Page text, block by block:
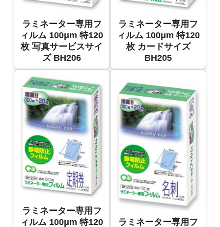
ラミネーター専用フ
ィルム 100μm 特120
枚 写真サービスサイ
ズ BH206
ラミネーター専用フ
ィルム 100μm 特120
枚 カードサイズ
BH205
ラミネーター専用フ
ィルム 100μm 特120
ラミネーター専用フ